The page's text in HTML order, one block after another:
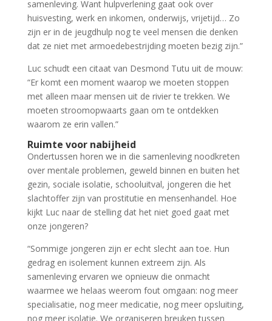
samenleving. Want hulpverlening gaat ook over
huisvesting, werk en inkomen, onderwijs, vrijetijd… Zo
zijn er in de jeugdhulp nog te veel mensen die denken
dat ze niet met armoedebestrijding moeten bezig zijn.”
Luc schudt een citaat van Desmond Tutu uit de mouw:
“Er komt een moment waarop we moeten stoppen
met alleen maar mensen uit de rivier te trekken. We
moeten stroomopwaarts gaan om te ontdekken
waarom ze erin vallen.”
Ruimte voor nabijheid
Ondertussen horen we in die samenleving noodkreten
over mentale problemen, geweld binnen en buiten het
gezin, sociale isolatie, schooluitval, jongeren die het
slachtoffer zijn van prostitutie en mensenhandel. Hoe
kijkt Luc naar de stelling dat het niet goed gaat met
onze jongeren?
“Sommige jongeren zijn er echt slecht aan toe. Hun
gedrag en isolement kunnen extreem zijn. Als
samenleving ervaren we opnieuw die onmacht
waarmee we helaas weerom fout omgaan: nog meer
specialisatie, nog meer medicatie, nog meer opsluiting,
nog meer isolatie. We organiseren breuken tussen